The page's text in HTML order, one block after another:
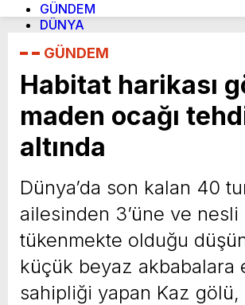
GÜNDEM
DÜNYA
SİYASET
EKONOMİ
CANLI BORSA
HİSSELER
PARİTELER
SPOR
CANLI SONUÇLAR
PUAN DURUMU
MAGAZİN
EĞİTİM
SAĞLIK
TEKNOLOJİ
KÜLTÜR SANAT
WhatsApp İhbar Hattı
GİRİŞ YAP
ÜYE OL
GÜNDEM
Habitat harikası
maden ocağı
altında
Dünya’da son kalan 40
ailesinden 3’üne ve nesli
tükenmekte olduğu
küçük beyaz akbabalara
sahipliği yapan Kaz gölü,